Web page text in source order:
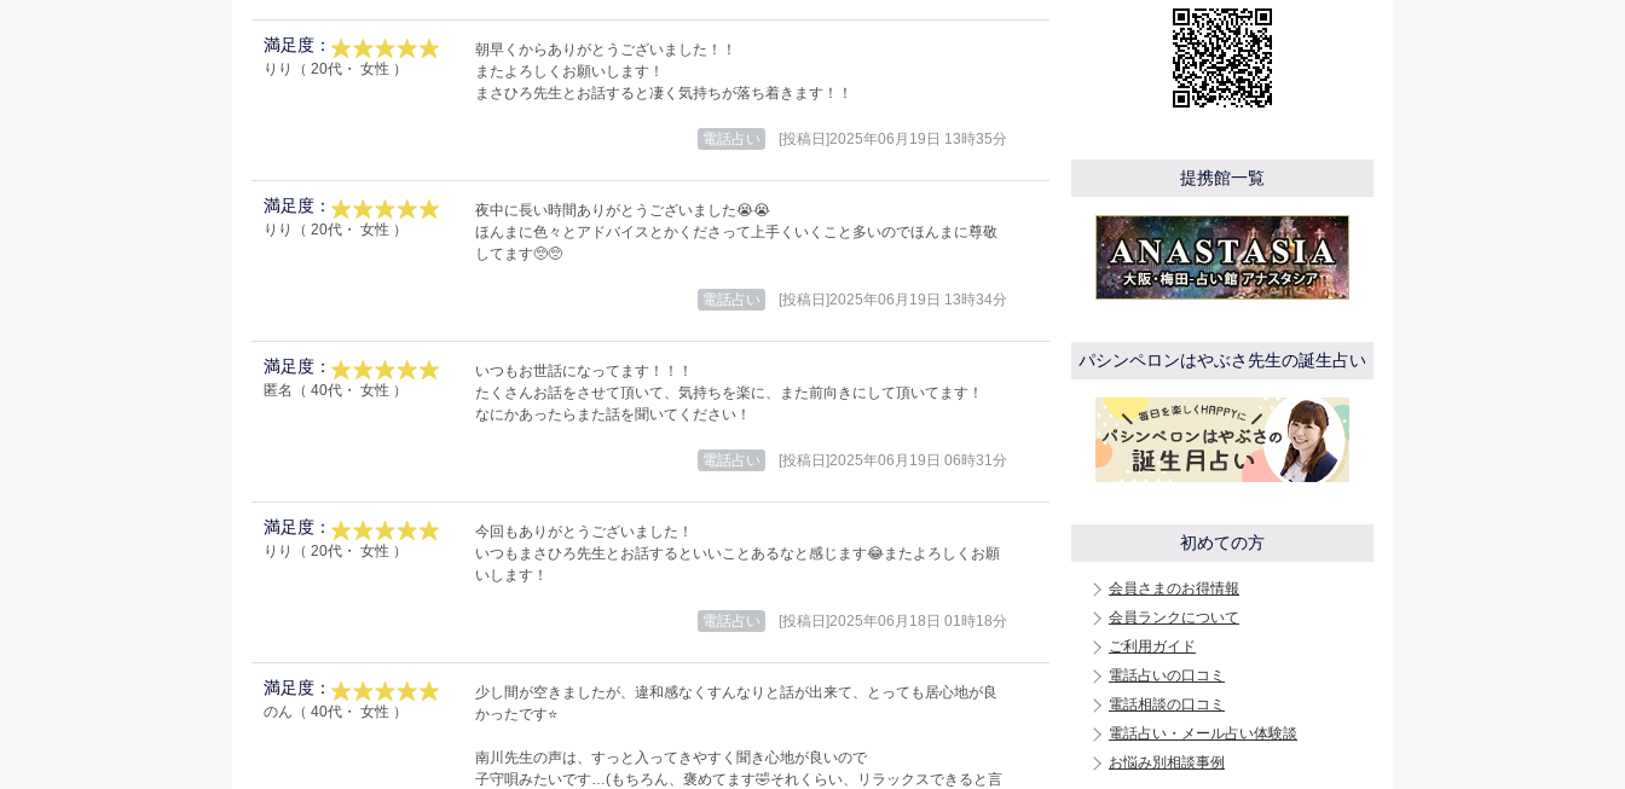
満足度：
りり（ 20代・ 女性 ）
朝早くからありがとうございました！！
またよろしくお願いします！
まさひろ先生とお話すると凄く気持ちが落ち着きます！！
電話占い [投稿日]2025年06月19日 13時35分
満足度：
りり（ 20代・ 女性 ）
夜中に長い時間ありがとうございました😭😭
ほんまに色々とアドバイスとかくださって上手くいくこと多いのでほんまに尊敬
してます🥺🥺
電話占い [投稿日]2025年06月19日 13時34分
満足度：
匿名（ 40代・ 女性 ）
いつもお世話になってます！！！
たくさんお話をさせて頂いて、気持ちを楽に、また前向きにして頂いてます！
なにかあったらまた話を聞いてください！
電話占い [投稿日]2025年06月19日 06時31分
満足度：
りり（ 20代・ 女性 ）
今回もありがとうございました！
いつもまさひろ先生とお話するといいことあるなと感じます😂またよろしくお願
いします！
電話占い [投稿日]2025年06月18日 01時18分
満足度：
のん（ 40代・ 女性 ）
少し間が空きましたが、違和感なくすんなりと話が出来て、とっても居心地が良
かったです⭐
南川先生の声は、すっと入ってきやすく聞き心地が良いので
子守唄みたいです…(もちろん、褒めてます🤣それくらい、リラックスできると言
提携館一覧
パシンペロンはやぶさ先生の誕生占い
初めての方
会員さまのお得情報
会員ランクについて
ご利用ガイド
電話占いの口コミ
電話相談の口コミ
電話占い・メール占い体験談
お悩み別相談事例